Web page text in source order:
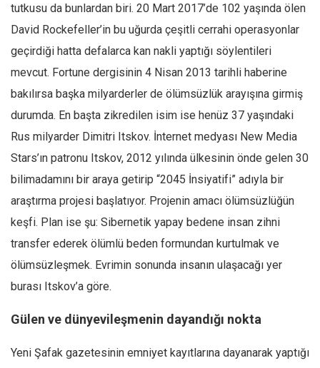
tutkusu da bunlardan biri. 20 Mart 2017’de 102 yaşında ölen
David Rockefeller’in bu uğurda çeşitli cerrahi operasyonlar
geçirdiği hatta defalarca kan nakli yaptığı söylentileri
mevcut. Fortune dergisinin 4 Nisan 2013 tarihli haberine
bakılırsa başka milyarderler de ölümsüzlük arayışına girmiş
durumda. En başta zikredilen isim ise henüz 37 yaşındaki
Rus milyarder Dimitri Itskov. İnternet medyası New Media
Stars’ın patronu Itskov, 2012 yılında ülkesinin önde gelen 30
bilimadamını bir araya getirip “2045 İnsiyatifi” adıyla bir
araştırma projesi başlatıyor. Projenin amacı ölümsüzlüğün
keşfi. Plan ise şu: Sibernetik yapay bedene insan zihni
transfer ederek ölümlü beden formundan kurtulmak ve
ölümsüzleşmek. Evrimin sonunda insanın ulaşacağı yer
burası Itskov’a göre.
Gülen ve dünyevileşmenin dayandığı nokta
Yeni Şafak gazetesinin emniyet kayıtlarına dayanarak yaptığı